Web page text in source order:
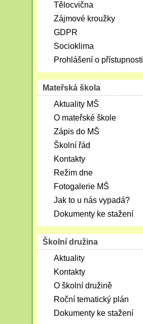
Tělocvična
Zájmové kroužky
GDPR
Socioklima
Prohlášení o přístupnosti
Mateřská škola
Aktuality MŠ
O mateřské škole
Zápis do MŠ
Školní řád
Kontakty
Režim dne
Fotogalerie MŠ
Jak to u nás vypadá?
Dokumenty ke stažení
Školní družina
Aktuality
Kontakty
O školní družině
Roční tematický plán
Dokumenty ke stažení